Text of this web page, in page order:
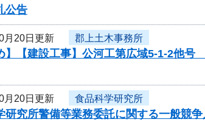
公告
月20日更新 郡上土木事務所
】【建設工事】公河工第広域5-1-2他
月20日更新 食品科学研究所
研究所警備等業務委託に関する一般競